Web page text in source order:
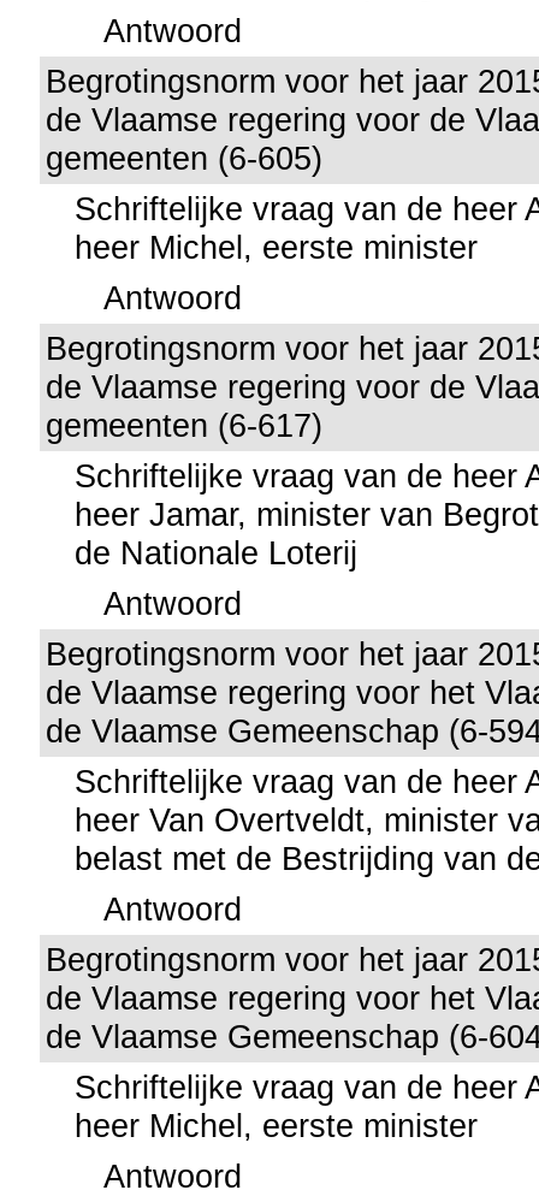
Antwoord
Begrotingsnorm voor het jaar
de Vlaamse regering voor de
gemeenten (6-605)
Schriftelijke vraag van de heer
heer Michel, eerste minister
Antwoord
Begrotingsnorm voor het jaar
de Vlaamse regering voor de
gemeenten (6-617)
Schriftelijke vraag van de heer
heer Jamar, minister van
de Nationale Loterij
Antwoord
Begrotingsnorm voor het jaar
de Vlaamse regering voor het
de Vlaamse Gemeenschap (6-
Schriftelijke vraag van de heer
heer Van Overtveldt, minister
belast met de Bestrijding van
Antwoord
Begrotingsnorm voor het jaar
de Vlaamse regering voor het
de Vlaamse Gemeenschap (6-
Schriftelijke vraag van de heer
heer Michel, eerste minister
Antwoord